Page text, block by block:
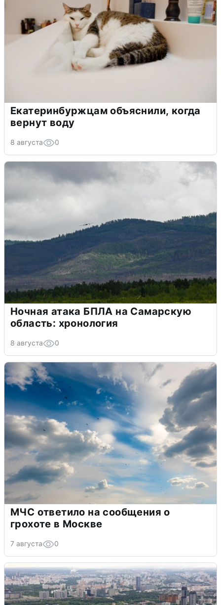
Екатеринбуржцам объяснили, когда
вернут воду
8 августа 0
Ночная атака БПЛА на Самарскую
область: хронология
8 августа 0
МЧС ответило на сообщения о
грохоте в Москве
7 августа 0